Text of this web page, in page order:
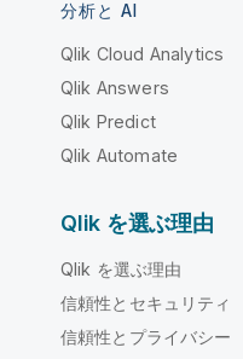
分析と AI
Qlik Cloud Analytics
Qlik Answers
Qlik Predict
Qlik Automate
Qlik を選ぶ理由
Qlik を選ぶ理由
信頼性とセキュリティ
信頼性とプライバシー